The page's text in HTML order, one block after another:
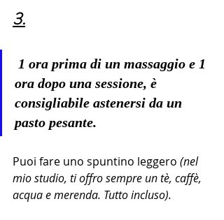
3.
ora dopo una sessione, è
consigliabile astenersi da un
pasto pesante.
Puoi fare uno spuntino leggero (nel
mio studio, ti offro sempre un tè, caffè,
acqua e merenda. Tutto incluso).